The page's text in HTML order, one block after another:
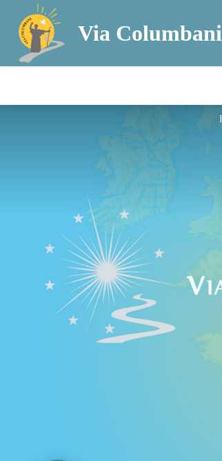
Via Columbani